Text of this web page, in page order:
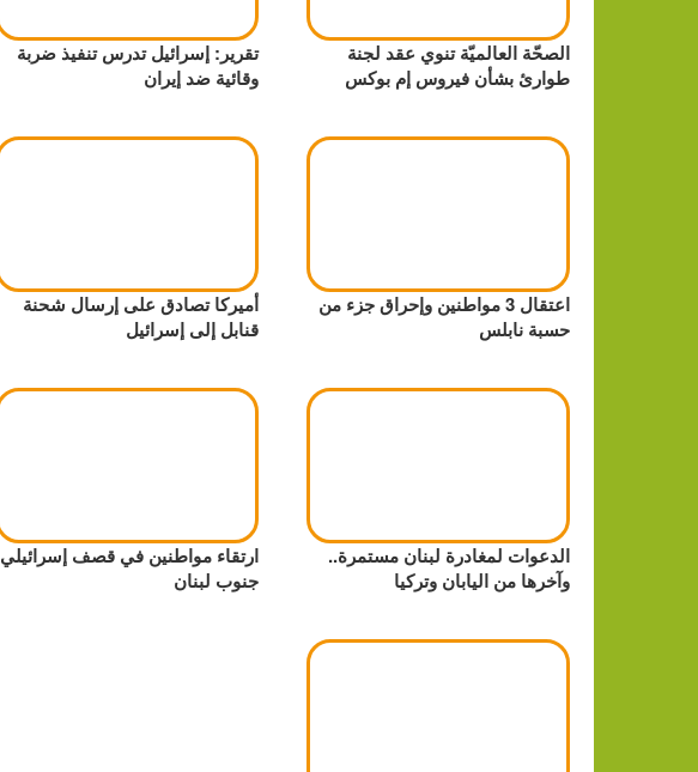
الصحّة العالميّة تنوي عقد لجنة
طوارئ بشأن فيروس إم بوكس
تقرير: إسرائيل تدرس تنفيذ ضربة
وقائية ضد إيران
اعتقال 3 مواطنين وإحراق جزء من
حسبة نابلس
أميركا تصادق على إرسال شحنة
قنابل إلى إسرائيل
الدعوات لمغادرة لبنان مستمرة..
وآخرها من اليابان وتركيا
ارتقاء مواطنين في قصف إسرائيلي
جنوب لبنان